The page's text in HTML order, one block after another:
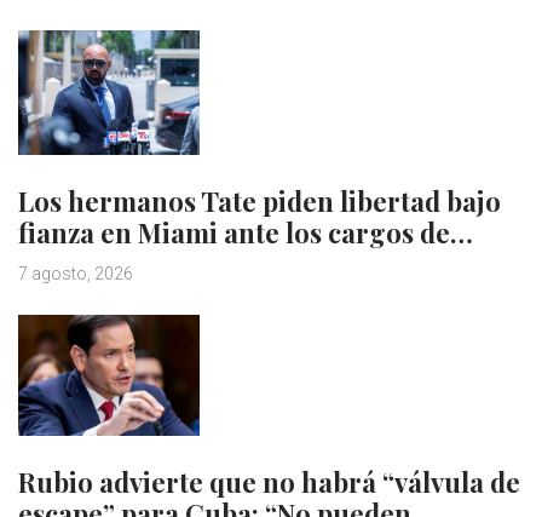
Los hermanos Tate piden libertad bajo
fianza en Miami ante los cargos de…
7 agosto, 2026
Rubio advierte que no habrá “válvula de